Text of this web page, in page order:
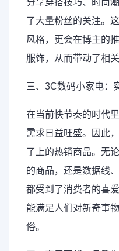
分享穿搭技巧、时尚
了大量粉丝的关注。
风格，更会在博主的
服饰，从而带动了相
三、3C数码小家电：
在当前快节奏的时代
需求日益旺盛。因此
了上的热销商品。无
的商品，还是数据线
都受到了消费者的喜
能满足人们对新奇事
俗。